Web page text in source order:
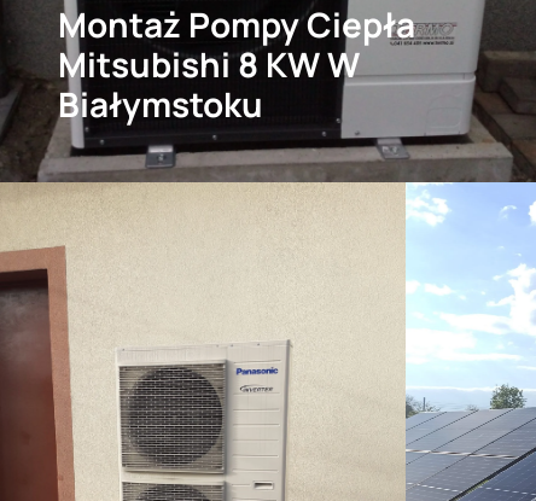
Montaż Pompy Ciepła
Mitsubishi 8 KW W
Białymstoku